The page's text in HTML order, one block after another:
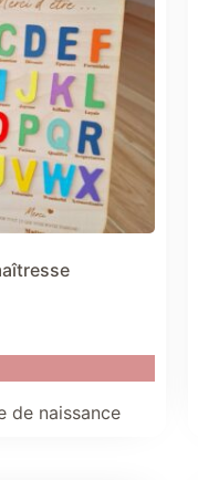
de naissance